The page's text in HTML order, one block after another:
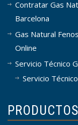
Contratar Gas
Barcelona
Gas Natural
Online
Servicio Técnico
Servicio
PRODUCTOS